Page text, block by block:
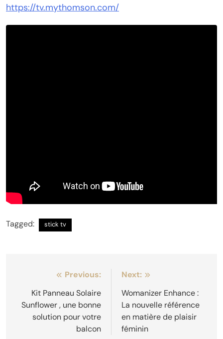
https://tv.mythomson.com/
Tagged: stick tv
Navigation
l’article
Previous:
Kit Panneau Solaire
Sunflower , une bonne
solution pour votre
balcon
Next:
Womanizer Enhance :
La nouvelle référence
en matière de plaisir
féminin